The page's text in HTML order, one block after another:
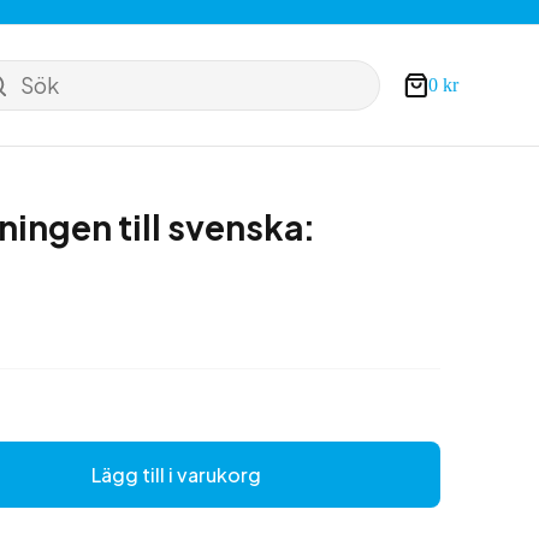
Sök Varukorg
0 kr
till svenska:
Lägg till i varukorg